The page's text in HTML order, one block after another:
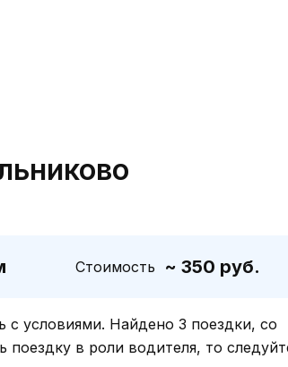
Стоимость ~ 350 руб.
условиями. Найдено 3 поездки, со
в роли водителя, то